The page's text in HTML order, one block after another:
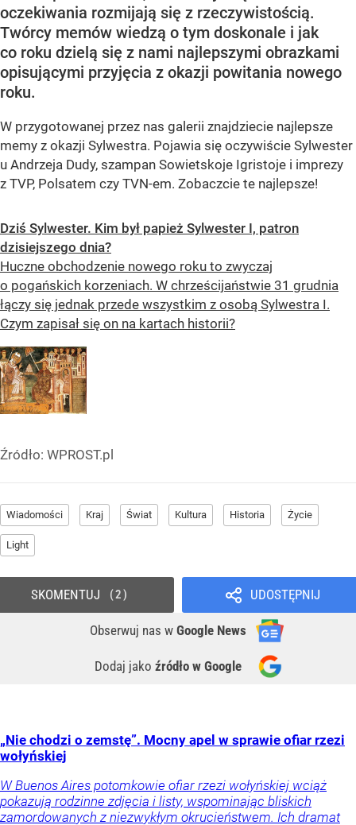
oczekiwania rozmijają się z rzeczywistością.
Twórcy memów wiedzą o tym doskonale i jak
co roku dzielą się z nami najlepszymi obrazkami
opisującymi przyjęcia z okazji powitania nowego
roku.
W przygotowanej przez nas galerii znajdziecie najlepsze
memy z okazji Sylwestra. Pojawia się oczywiście Sylwester
u Andrzeja Dudy, szampan Sowietskoje Igristoje i imprezy
z TVP, Polsatem czy TVN-em. Zobaczcie te najlepsze!
Dziś Sylwester. Kim był papież Sylwester I, patron
dzisiejszego dnia?
Huczne obchodzenie nowego roku to zwyczaj
o pogańskich korzeniach. W chrześcijaństwie 31 grudnia
łączy się jednak przede wszystkim z osobą Sylwestra I.
Czym zapisał się on na kartach historii?
Źródło: WPROST.pl
Wiadomości Kraj Świat Kultura Historia Życie
Light
UDOSTĘPNIJ
Obserwuj nas w Google News
Dodaj jako źródło w Google
SKOMENTUJ 2
„Nie chodzi o zemstę”. Mocny apel w sprawie ofiar rzezi
wołyńskiej
W Buenos Aires potomkowie ofiar rzezi wołyńskiej wciąż
pokazują rodzinne zdjęcia i listy, wspominając bliskich
zamordowanych z niezwykłym okrucieństwem. Ich dramat